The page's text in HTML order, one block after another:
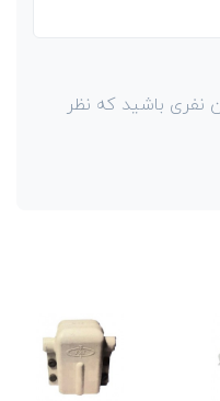
نفری باشید که نظر